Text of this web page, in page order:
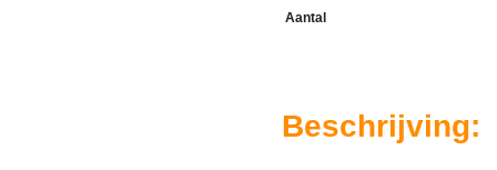
Aantal
Beschrijving: